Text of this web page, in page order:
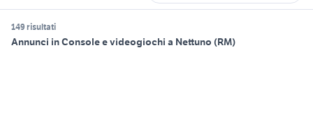
149 risultati
Annunci in Console e videogiochi a Nettuno (RM)